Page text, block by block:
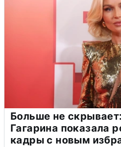
Больше не
Гагарина показала
кадры с новым